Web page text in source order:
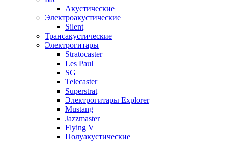
Акустические
Электроакустические
Silent
Трансакустические
Электрогитары
Stratocaster
Les Paul
SG
Telecaster
Superstrat
Электрогитары Explorer
Mustang
Jazzmaster
Flying V
Полуакустические